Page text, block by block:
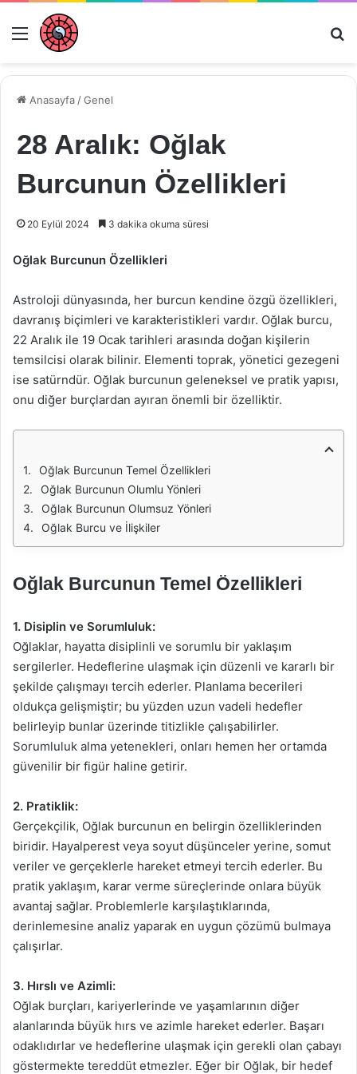
Menü
Anasayfa /Genel
28 Aralık: Oğlak
Burcunun Özellikleri
20 Eylül 2024 3 dakika okuma süresi
Oğlak Burcunun Özellikleri
Astroloji dünyasında, her burcun kendine özgü özellikleri,
davranış biçimleri ve karakteristikleri vardır. Oğlak burcu,
22 Aralık ile 19 Ocak tarihleri arasında doğan kişilerin
temsilcisi olarak bilinir. Elementi toprak, yönetici gezegeni
ise satürndür. Oğlak burcunun geleneksel ve pratik yapısı,
onu diğer burçlardan ayıran önemli bir özelliktir.
Oğlak Burcunun Temel Özellikleri
Oğlak Burcunun Olumlu Yönleri
Oğlak Burcunun Olumsuz Yönleri
Oğlak Burcu ve İlişkiler
Oğlak Burcunun Temel Özellikleri
1. Disiplin ve Sorumluluk:
Oğlaklar, hayatta disiplinli ve sorumlu bir yaklaşım
sergilerler. Hedeflerine ulaşmak için düzenli ve kararlı bir
şekilde çalışmayı tercih ederler. Planlama becerileri
oldukça gelişmiştir; bu yüzden uzun vadeli hedefler
belirleyip bunlar üzerinde titizlikle çalışabilirler.
Sorumluluk alma yetenekleri, onları hemen her ortamda
güvenilir bir figür haline getirir.
2. Pratiklik:
Gerçekçilik, Oğlak burcunun en belirgin özelliklerinden
biridir. Hayalperest veya soyut düşünceler yerine, somut
veriler ve gerçeklerle hareket etmeyi tercih ederler. Bu
pratik yaklaşım, karar verme süreçlerinde onlara büyük
avantaj sağlar. Problemlerle karşılaştıklarında,
derinlemesine analiz yaparak en uygun çözümü bulmaya
çalışırlar.
3. Hırslı ve Azimli:
Oğlak burçları, kariyerlerinde ve yaşamlarının diğer
alanlarında büyük hırs ve azimle hareket ederler. Başarı
odaklıdırlar ve hedeflerine ulaşmak için gerekli olan çabayı
göstermekte tereddüt etmezler. Eğer bir Oğlak, bir hedef